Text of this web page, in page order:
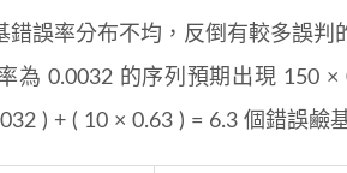
誤率分布不均，反倒有較多誤判
為 0.0032 的序列預期出現 150 ×
) + ( 10 × 0.63 ) = 6.3 個錯誤鹼